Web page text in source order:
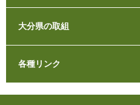
大分県の取組
各種リンク